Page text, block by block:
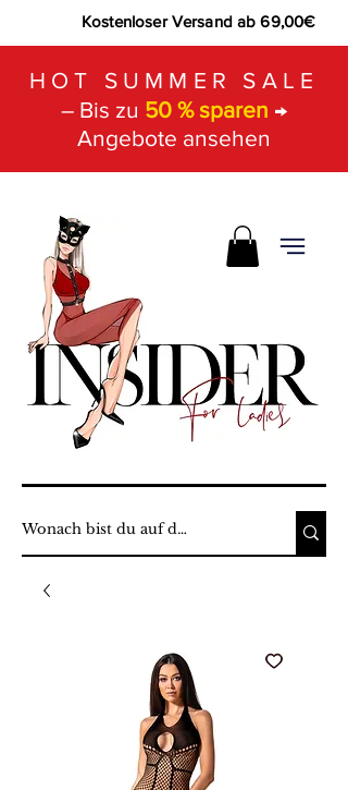
Kostenloser Versand ab 69,00€
HOT SUMMER SALE
– Bis zu 50 % sparen →
Angebote ansehen